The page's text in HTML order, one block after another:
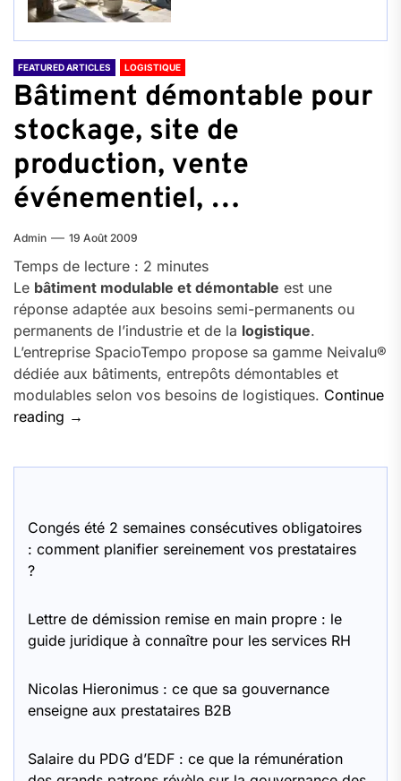
FEATURED ARTICLES LOGISTIQUE
Bâtiment démontable pour
stockage, site de
production, vente
événementiel, …
Admin 19 Août 2009
Temps de lecture : 2 minutes
Le bâtiment modulable et démontable est une
réponse adaptée aux besoins semi-permanents ou
permanents de l’industrie et de la logistique.
L’entreprise SpacioTempo propose sa gamme Neivalu®
dédiée aux bâtiments, entrepôts démontables et
modulables selon vos besoins de logistiques. Continue
reading « Bâtiment
de
production,
… »
→
Congés été 2 semaines consécutives obligatoires
: comment planifier sereinement vos prestataires
?
Lettre de démission remise en main propre : le
guide juridique à connaître pour les services RH
Nicolas Hieronimus : ce que sa gouvernance
enseigne aux prestataires B2B
Salaire du PDG d’EDF : ce que la rémunération